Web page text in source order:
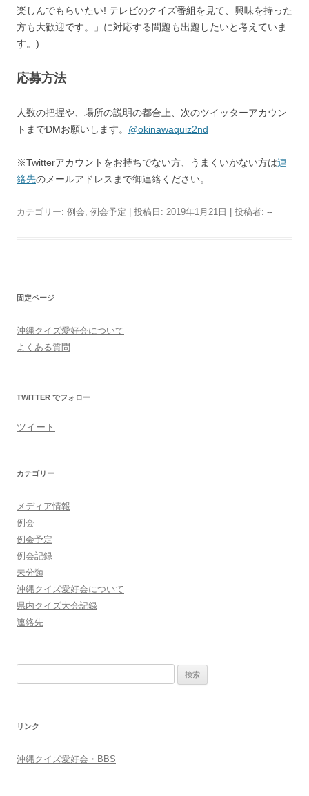
楽しんでもらいたい! テレビのクイズ番組を見て、興味を持った
方も大歓迎です。」に対応する問題も出題したいと考えていま
す。)
応募方法
人数の把握や、場所の説明の都合上、次のツイッターアカウン
トまでDMお願いします。 @okinawaquiz2nd
※Twitterアカウントをお持ちでない方、うまくいかない方は連
絡先のメールアドレスまで御連絡ください。
カテゴリー: 例会, 例会予定 | 投稿日: 2019年1月21日 投稿者: --
固定ページ
沖縄クイズ愛好会について
よくある質問
TWITTER でフォロー
ツイート
カテゴリー
メディア情報
例会
例会予定
例会記録
未分類
沖縄クイズ愛好会について
県内クイズ大会記録
連絡先
リンク
沖縄クイズ愛好会・BBS